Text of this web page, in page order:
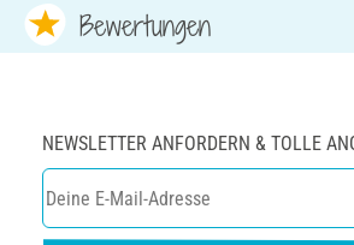
Bewertungen
NEWSLETTER ANFORDERN & TOLLE